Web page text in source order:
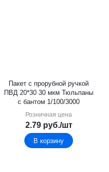
Пакет с прорубной ручкой
ПВД 20*30 30 мкм Тюльпаны
с бантом 1/100/3000
Розничная цена
2.79руб./шт
В корзину